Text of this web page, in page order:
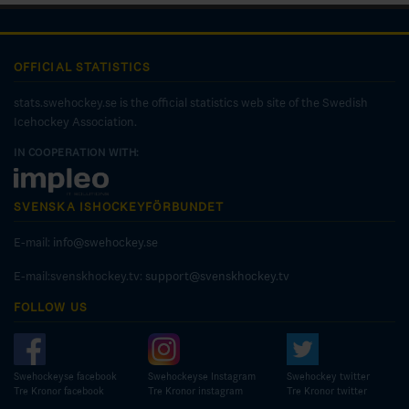
OFFICIAL STATISTICS
stats.swehockey.se is the official statistics web site of the Swedish
Icehockey Association.
IN COOPERATION WITH:
SVENSKA ISHOCKEYFÖRBUNDET
E-mail: info@swehockey.se
E-mail:svenskhockey.tv: support@svenskhockey.tv
FOLLOW US
Swehockeyse facebook
Tre Kronor facebook
Swehockeyse Instagram
Tre Kronor instagram
Swehockey twitter
Tre Kronor twitter